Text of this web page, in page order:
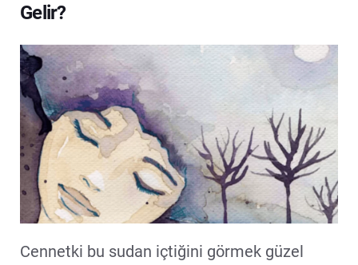
Gelir?
Cennetki bu sudan içtiğini görmek güzel